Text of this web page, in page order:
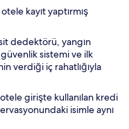
kayıt yaptırmış
dedektörü, yangın
sistemi ve ilk
verdiği iç rahatlığıyla
girişte kullanılan kredi
isimle aynı